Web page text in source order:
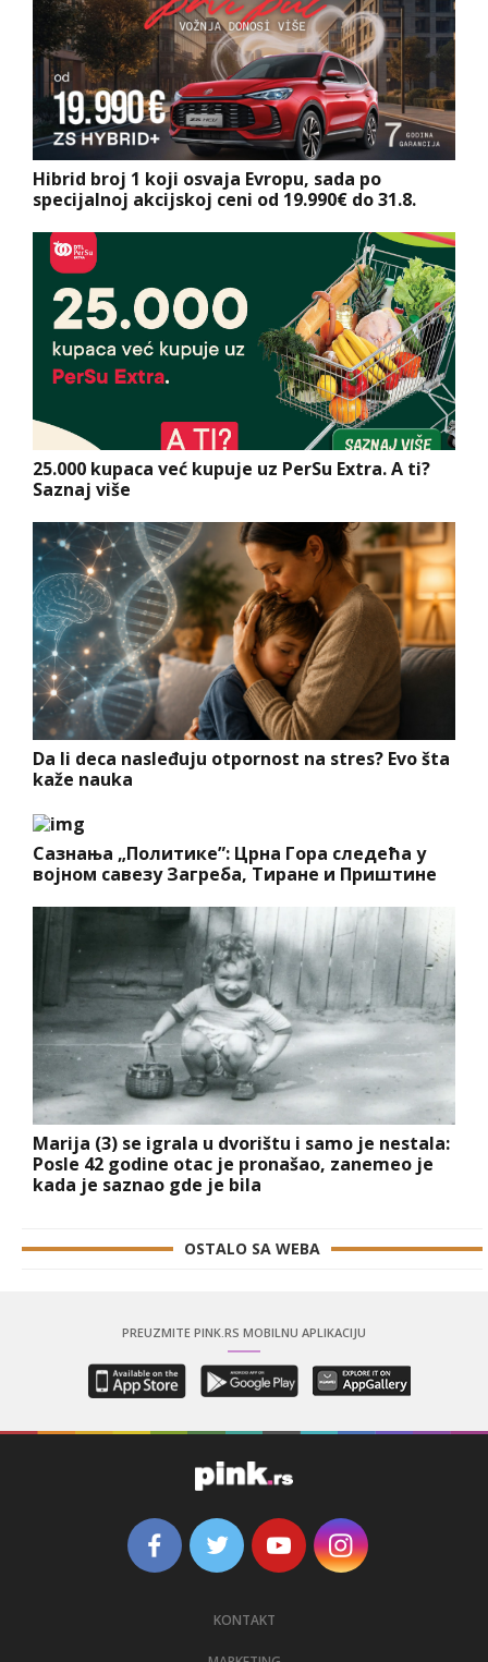
Hibrid broj 1 koji osvaja Evropu, sada po
specijalnoj akcijskoj ceni od 19.990€ do 31.8.
25.000 kupaca već kupuje uz PerSu Extra. A ti?
Saznaj više
Da li deca nasleđuju otpornost na stres? Evo šta
kaže nauka
Сазнања „Политике”: Црна Гора следећа у
војном савезу Загреба, Тиране и Приштине
Marija (3) se igrala u dvorištu i samo je nestala:
Posle 42 godine otac je pronašao, zanemeo je
kada je saznao gde je bila
OSTALO SA WEBA
PREUZMITE PINK.RS MOBILNU APLIKACIJU
KONTAKT